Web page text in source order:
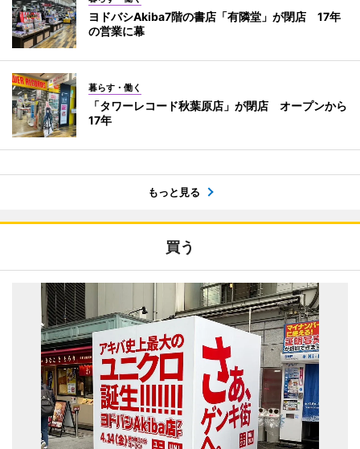
ヨドバシAkiba7階の書店「有隣堂」が閉店 17年
の営業に幕
暮らす・働く
「タワーレコード秋葉原店」が閉店 オープンから
17年
もっと見る
買う